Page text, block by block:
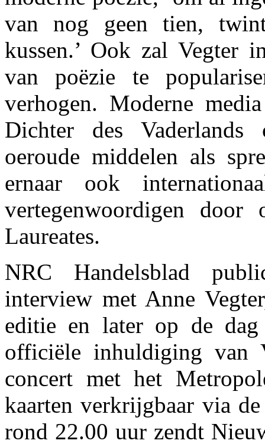
van nog geen tien,
kussen.’ Ook zal Vegter
van poëzie te
verhogen. Moderne
Dichter des Vaderlands
oeroude middelen als
ernaar ook
vertegenwoordigen door
Laureates.
NRC Handelsblad
interview met Anne
editie en later op de
officiële inhuldiging van
concert met het
kaarten verkrijgbaar via
rond 22.00 uur zendt